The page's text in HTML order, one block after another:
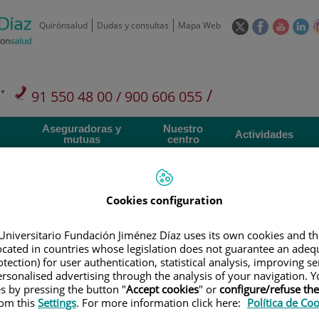
Quirónsalud Dudas y consultas Mapa Web
Este
ventana
nueva.
Este
ventana
nueva.
Este
nueva.
91 550 48 00 / 900 606 055/
Privados: 91 090 05 16
Aseguradoras y
mutuas
Nuestro
centro
Actividades
Investigación
Teléfono de atención al usuario900 301 013
Cookies configuration
Fundación Jiménez Díaz uses its own cookies and
in countries whose legislation does not guarantee an
for user authentication, statistical analysis, improving
advertising through the analysis of your navigation.
by pressing the button "Accept cookies" or configure/refuse
thisSettings. For more information click here: Política de